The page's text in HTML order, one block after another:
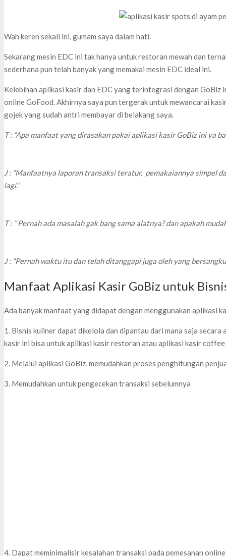
Wah keren sekali ini, gumam saya dalam hati.
Sekarang mesin EDC ini tak hanya untuk restoran mewah dan
sederhana pun telah banyak yang memakai mesin EDC ideal ini.
Kelebihan aplikasi kasir dan EDC yang terintegrasi dengan GoBiz
online GoFood. Akhirnya saya pun tergerak untuk mewancarai
gojek yang sudah antri membayar di belakang saya.
T : “Apa manfaat yang dirasakan pakai aplikasi kasir GoBiz ini ya
J : “Manfaatnya laporan transaksi teratur, pemakaiannya simpel
lagi.”
T : ” Pernah ada masalah gak bang sama alatnya? dan apakah
J : “Pernah waktu itu dan telah ditanggapi juga oleh yang
Manfaat Aplikasi Kasir GoBiz untuk
Ada banyak manfaat yang didapat dengan menggunakan aplikasi
1. Bisnis kuliner dapat dikelola dan dipantau dari mana saja secara
kasir ini bisa untuk aplikasi kasir restoran atau aplikasi kasir coffee
2. Melalui aplikasi GoBiz, memudahkan proses penghitungan
3. Memudahkan untuk pengecekan transaksi sebelumnya
4. Dapat meminimalisir kesalahan transaksi pada pemesanan online